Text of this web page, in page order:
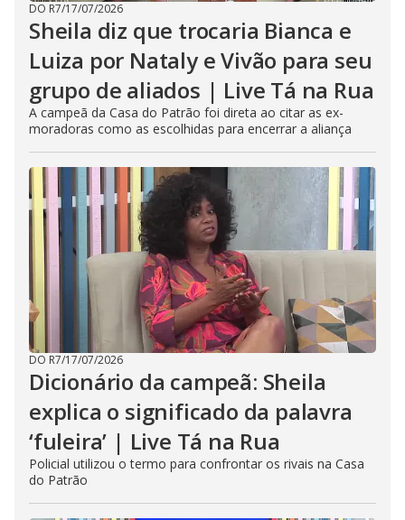
DO R7/17/07/2026
Sheila diz que trocaria Bianca e
Luiza por Nataly e Vivão para seu
grupo de aliados | Live Tá na Rua
A campeã da Casa do Patrão foi direta ao citar as ex-
moradoras como as escolhidas para encerrar a aliança
DO R7/17/07/2026
Dicionário da campeã: Sheila
explica o significado da palavra
‘fuleira’ | Live Tá na Rua
Policial utilizou o termo para confrontar os rivais na Casa
do Patrão